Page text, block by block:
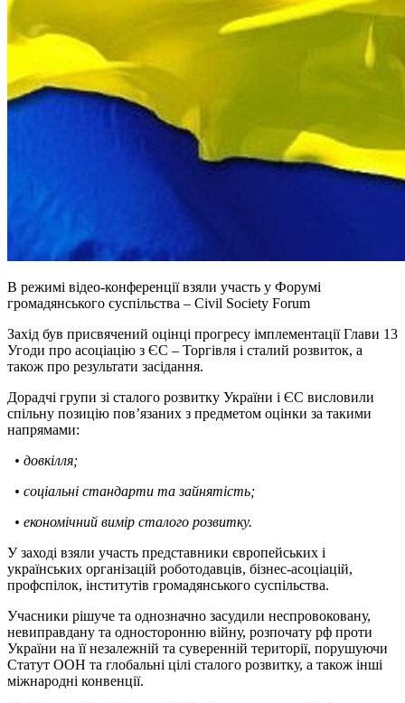
В режимі відео-конференції взяли участь у Форумі
громадянського суспільства – Civil Society Forum
Захід був присвячений оцінці прогресу імплементації Глави 13
Угоди про асоціацію з ЄС – Торгівля і сталий розвиток, а
також про результати засідання.
Дорадчі групи зі сталого розвитку України і ЄС висловили
спільну позицію пов’язаних з предметом оцінки за такими
напрямами:
• довкілля;
• соціальні стандарти та зайнятість;
• економічний вимір сталого розвитку.
У заході взяли участь представники європейських і
українських організацій роботодавців, бізнес-асоціацій,
профспілок, інститутів громадянського суспільства.
Учасники рішуче та однозначно засудили неспровоковану,
невиправдану та односторонню війну, розпочату рф проти
України на її незалежній та суверенній території, порушуючи
Статут ООН та глобальні цілі сталого розвитку, а також інші
міжнародні конвенції.